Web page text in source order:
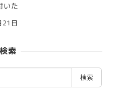
いた
日
検索
検索